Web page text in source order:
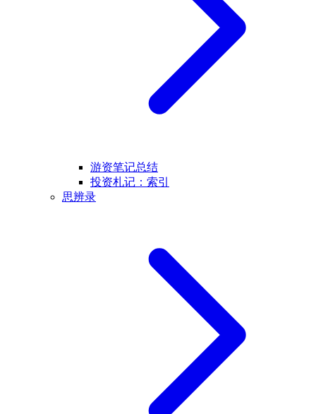
游资笔记总结
投资札记：索引
思辨录